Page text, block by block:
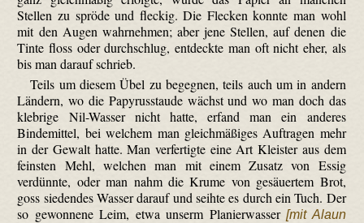
Stellen zu spröde und fleckig. Die Flecken konnte man wohl
mit den Augen wahrnehmen; aber jene Stellen, auf denen die
Tinte floss oder durchschlug, entdeckte man oft nicht eher, als
bis man darauf schrieb.
Teils um diesem Übel zu begegnen, teils auch um in andern
Ländern, wo die Papyrusstaude wächst und wo man doch das
klebrige Nil-Wasser nicht hatte, erfand man ein anderes
Bindemittel, bei welchem man gleichmäßiges Auftragen mehr
in der Gewalt hatte. Man verfertigte eine Art Kleister aus dem
feinsten Mehl, welchen man mit einem Zusatz von Essig
verdünnte, oder man nahm die Krume von gesäuertem Brot,
goss siedendes Wasser darauf und seihte es durch ein Tuch. Der
so gewonnene Leim, etwa unserm Planierwasser[mit Alaun